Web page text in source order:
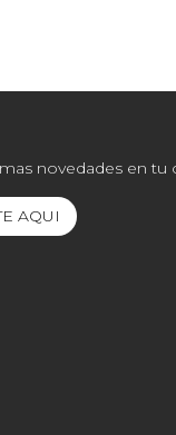
novedades en tu
AQUI